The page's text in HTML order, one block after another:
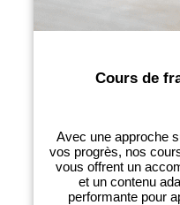
Cours de
Avec une approche
vos progrès, nos
vous offrent un
et un contenu
performante pour